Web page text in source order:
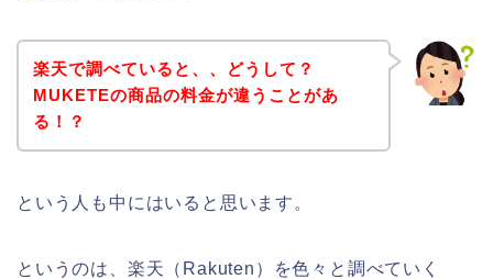
楽天で調べていると、、どうして？
MUKETEの商品の料金が違うことがあ
る！？
という人も中にはいると思います。
というのは、楽天（Rakuten）を色々と調べていく